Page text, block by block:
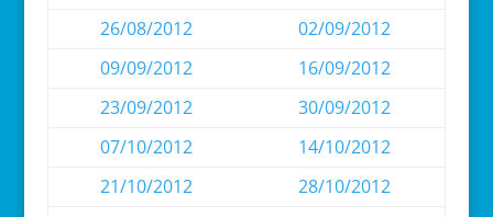
26/08/2012
02/09/2012
09/09/2012
16/09/2012
23/09/2012
30/09/2012
07/10/2012
14/10/2012
21/10/2012
28/10/2012